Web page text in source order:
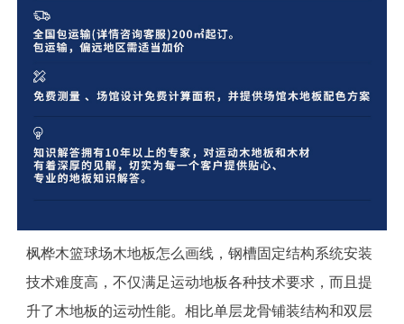
枫桦木篮球场木地板怎么画线，钢槽固定结构系统安装
技术难度高，不仅满足运动地板各种技术要求，而且提
升了木地板的运动性能。相比单层龙骨铺装结构和双层